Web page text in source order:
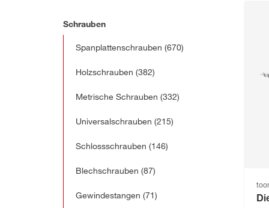
Schrauben
Spanplattenschrauben (670)
Holzschrauben (382)
Metrische Schrauben (332)
Universalschrauben (215)
Schlossschrauben (146)
Blechschrauben (87)
Gewindestangen (71)